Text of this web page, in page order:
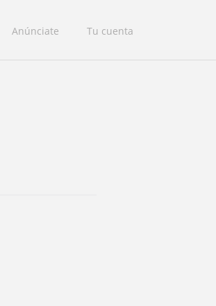
Anúnciate Tu cuenta